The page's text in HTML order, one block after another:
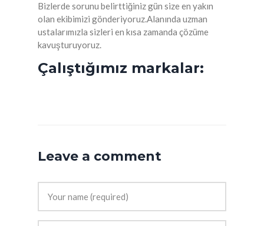
Bizlerde sorunu belirttiğiniz gün size en yakın
olan ekibimizi gönderiyoruz.Alanında uzman
ustalarımızla sizleri en kısa zamanda çözüme
kavuşturuyoruz.
Çalıştığımız markalar:
Leave a comment